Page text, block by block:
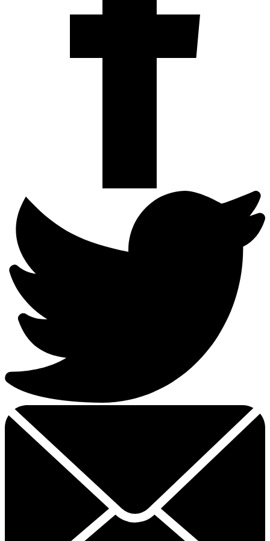
Twitter
Email
dit